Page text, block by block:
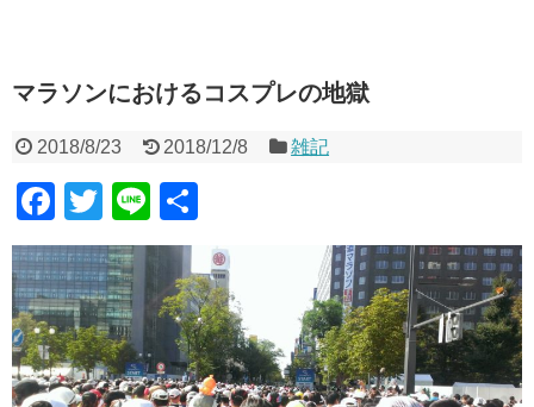
マラソンにおけるコスプレの地獄
2018/8/23 2018/12/8 雑記
F
a
c
e
b
o
T
wi
tt
er
Li
n
e
有